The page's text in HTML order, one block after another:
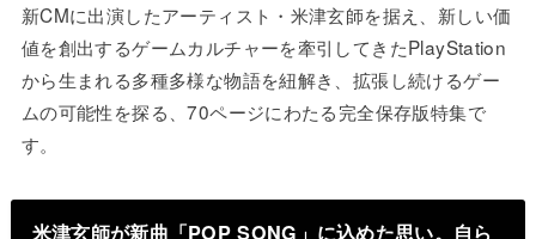
新CMに出演したアーティスト・米津玄師を据え、新しい価
値を創出するゲームカルチャーを牽引してきたPlayStation
から生まれる多種多様な物語を紐解き、拡張し続けるゲー
ムの可能性を探る、70ページにわたる完全保存版特集で
す。
米津玄師が新曲「POP SONG」に込めた思い。自ら